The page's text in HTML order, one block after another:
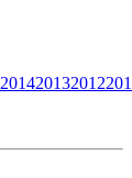
201420132012